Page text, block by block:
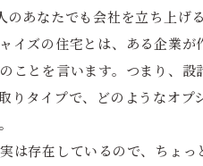
あなたでも会社を立ち上げ
イズの住宅とは、ある企業
ことを言います。つまり、
りタイプで、どのようなオ
は存在しているので、ちょ